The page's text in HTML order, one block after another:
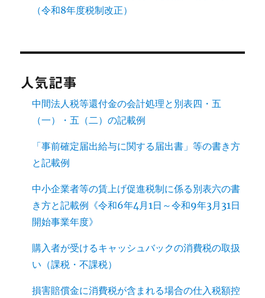
（令和8年度税制改正）
人気記事
中間法人税等還付金の会計処理と別表四・五
（一）・五（二）の記載例
「事前確定届出給与に関する届出書」等の書き方
と記載例
中小企業者等の賃上げ促進税制に係る別表六の書
き方と記載例《令和6年4月1日～令和9年3月31日
開始事業年度》
購入者が受けるキャッシュバックの消費税の取扱
い（課税・不課税）
損害賠償金に消費税が含まれる場合の仕入税額控